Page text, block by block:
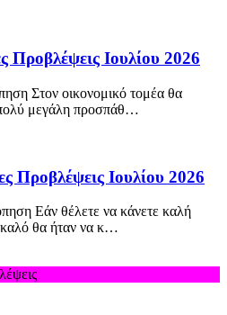
Προβλέψεις Ιουλίου 2026
Στον οικονομικό τομέα θα
μεγάλη προσπάθ…
Προβλέψεις Ιουλίου 2026
Εάν θέλετε να κάνετε καλή
θα ήταν να κ…